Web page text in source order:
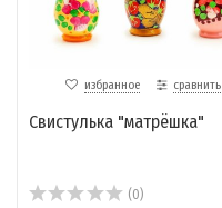
избранное сравнить
Свистулька "матрёшка"
(0)